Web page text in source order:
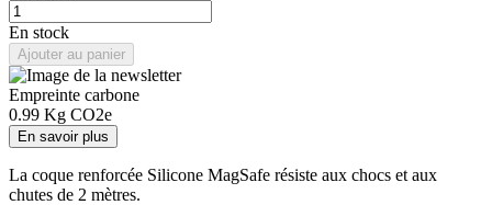
En stock
Ajouter au panier
Empreinte carbone
0.99 Kg CO2e
En savoir plus
La coque renforcée Silicone MagSafe résiste aux chocs et aux
chutes de 2 mètres.